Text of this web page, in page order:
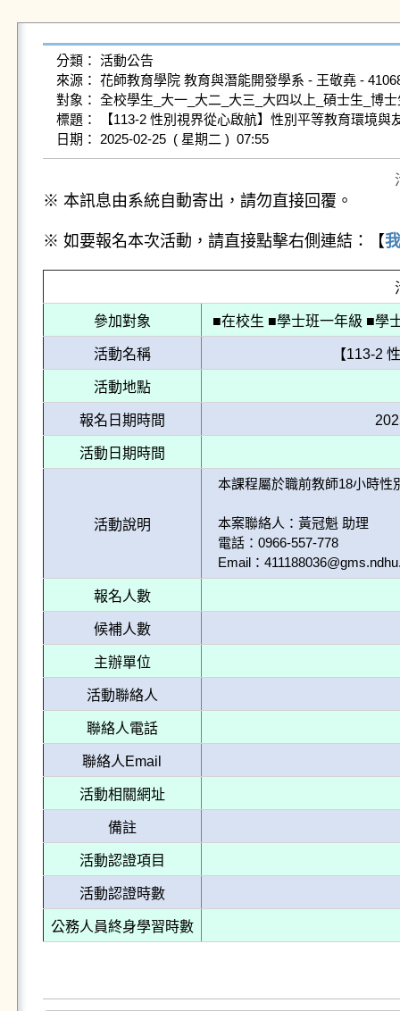
分類： 活動公告
來源： 花師教育學院 教育與潛能開發學系 - 王敬堯 -
對象： 全校學生_大一_大二_大三_大四以上_碩士生_博士
標題： 【113-2 性別視界從心啟航】性別平等教育環境與
日期： 2025-02-25  ( 星期二 )  07:55
※ 本訊息由系統自動寄出，請勿直接回覆。
※ 如要報名本次活動，請直接點擊右側連結：【
參加對象 ■在校生 ■學士班一年級 ■學
活動名稱 【113-2
活動地點
報名日期時間
活動日期時間
活動說明
本課程屬於職前教師18小時性
本案聯絡人：黃冠魁 助理
電話：0966-557-778
Email：
報名人數
候補人數
主辦單位
活動聯絡人
聯絡人電話
聯絡人Email
活動相關網址
備註
活動認證項目
活動認證時數
公務人員終身學習時數